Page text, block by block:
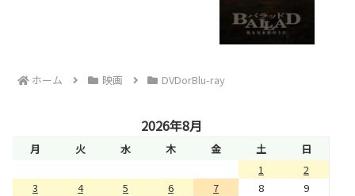
ホーム 映画 DVDorBlu-ray
2026年8月
月 火 水 木 金 土
日
1
2
3
4 5 6 7 8
9